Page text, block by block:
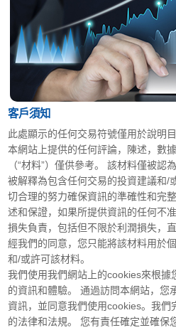
客戶須知
此處顯示的任何交易符號僅用於說明
本網站上提供的任何評論，陳述，數
（“材料”）僅供參考。 該材料僅被認
被解釋為包含任何交易的投資建議和/
切合理的努力確保資訊的準確性和完
述和保證，如果所提供資訊的任何不
損失負責，包括但不限於利潤損失，
經我們的同意，您只能將該材料用於
和/或許可該材料。
我們使用我們網站上的cookies來根據
的資訊和體驗。 通過訪問本網站，您
資訊，並同意我們使用cookies。我們
的法律和法規。 您有責任確定並確保